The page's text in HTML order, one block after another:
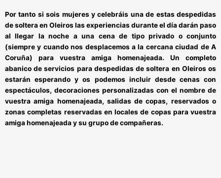
Por tanto si sois mujeres y celebráis una de estas despedidas
de soltera en Oleiroslas experiencias durante el día darán paso
al llegar la noche a una cena de tipo privado o conjunto
(siempre y cuando nos desplacemos a la cercana ciudad de A
Coruña) para vuestra amiga homenajeada. Un completo
abanico deservicios para despedidas de soltera en Oleirosos
estarán esperando y os podemos incluir desde cenas con
espectáculos, decoraciones personalizadas con el nombre de
vuestra amiga homenajeada, salidas de copas, reservados o
zonas completas reservadas en locales de copas para vuestra
amiga homenajeada y su grupo de compañeras.